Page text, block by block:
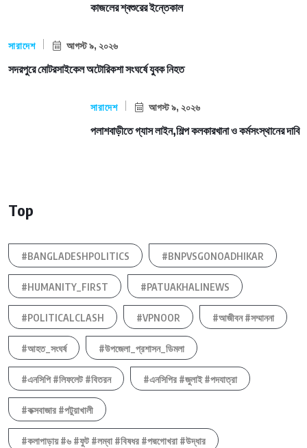
কাজলের শ্বশুরের ইন্তেকাল
সারাদেশ আগস্ট ৯, ২০২৬
সদরপুরে মোটরসাইকেল অটোরিকশা সংঘর্ষে যুবক নিহত
সারাদেশ আগস্ট ৯, ২০২৬
পলাশবাড়ীতে গ্যাস লাইন,শিল্প কলকারখানা ও কর্মসংস্থানের দাবি
Top
#BANGLADESHPOLITICS #BNPVSGONOADHIKAR
#HUMANITY_FIRST #PATUAKHALINEWS
#POLITICALCLASH #VPNOOR #আজীবন #সম্মাননা
#আহত_সংঘর্ষ #উপজেলা_প্রশাসন_ডিমলা
#এনসিপি #লিফলেট #বিতরন #এনসিপির #জুলাই #পদযাত্রা
#কক্সবাজার #পটুয়াখালী
#কলাপাড়ায় #৬ #ফুট #লম্বা #বিষধর #পদ্মগোখরা #উদ্ধার